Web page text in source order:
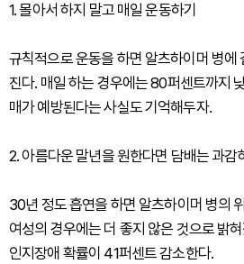
1. 몰아서 하지 말고 매일 운동하기
규칙적으로 운동을 하면 알츠하이머 병에
진다. 매일 하는 경우에는 80퍼센트까지
매가 예방된다는 사실도 기억해두자.
2. 아름다운 말년을 원한다면 담배는 과감
30년 정도 흡연을 하면 알츠하이머 병의
여성의 경우에는 더 좋지 않은 것으로 밝
인지장애 확률이 41퍼센트 감소한다.